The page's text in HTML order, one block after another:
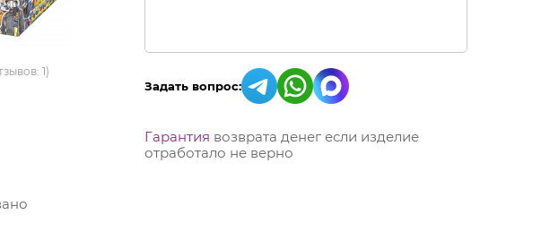
1)
Задать вопрос:
Гарантия возврата денег если изделие
отработало не верно